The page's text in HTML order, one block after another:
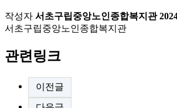
작성자 서초구립중앙노인종합복지관
서초구립중앙노인종합복지관
관련링크
이전글